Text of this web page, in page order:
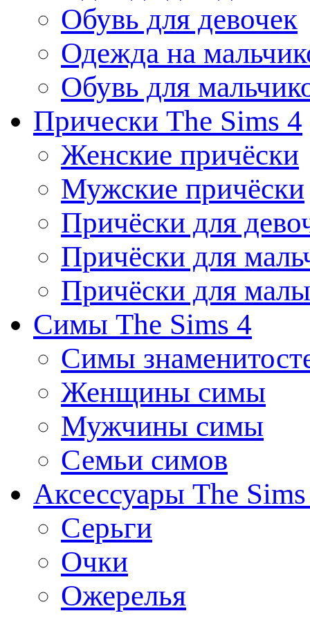
Обувь для девочек
Одежда на
Обувь для
Прически The Sims 4
Женские причёски
Мужские причёски
Причёски для
Причёски для
Причёски для
Симы The Sims 4
Симы
Женщины симы
Мужчины симы
Семьи симов
Аксессуары The
Серьги
Очки
Ожерелья